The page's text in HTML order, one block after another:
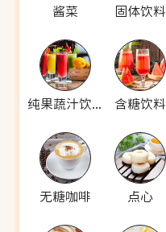
酱菜 固体饮料
纯果蔬汁饮料 含糖饮料
无糖咖啡 点心